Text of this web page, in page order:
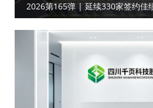
2026第165弹 | 延续330家签约
客户达成工厂目视化合作